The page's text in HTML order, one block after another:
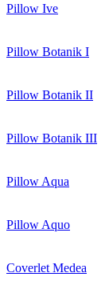
Pillow Ive
Pillow Botanik I
Pillow Botanik II
Pillow Botanik III
Pillow Aqua
Pillow Aquo
Coverlet Medea